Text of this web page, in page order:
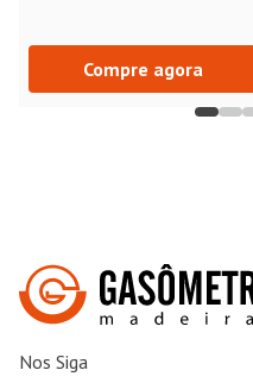
Compre agora
Nos Siga